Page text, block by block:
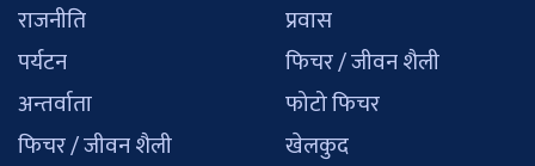
राजनीति
पर्यटन
अन्तर्वाता
फिचर / जीवन शैली
प्रवास
फिचर / जीवन शैली
फोटो फिचर
खेलकुद